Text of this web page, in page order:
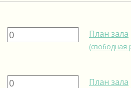
План зала
(свободная
План зала